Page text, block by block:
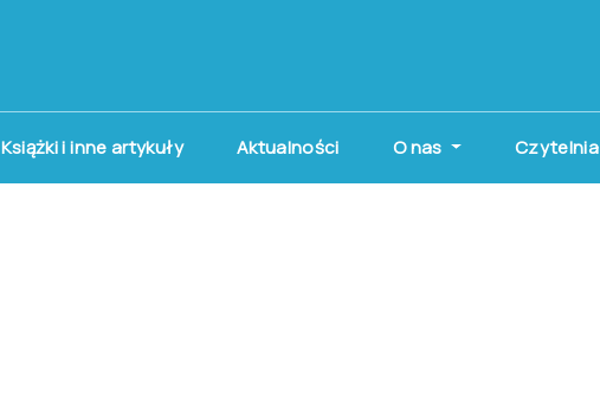
Książki i inne artykuły Aktualności O nas Czytelnia